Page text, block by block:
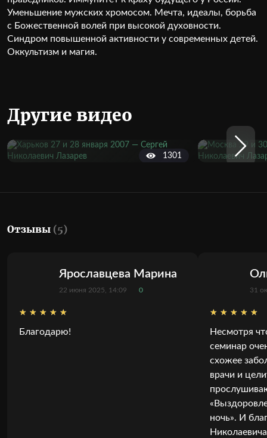
Уменьшение мужских хромосом. Мечта, идеалы, борьба
с Божественной волей при высокой духовности.
Синдром повышенной активности у современных детей.
Оккультизм и магия.
Другие видео
1301
Отзывы (5)
Ярославцева Марина
22 июня 2025, 14:09 0
Благодарю!
31
Несмотря
семинар
схожее
врачи и
ночь». И